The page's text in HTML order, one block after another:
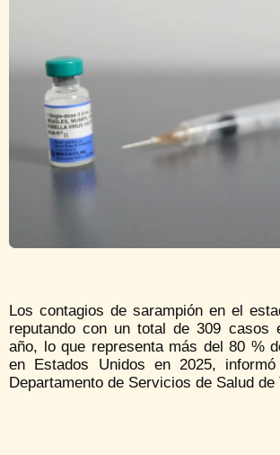
Los contagios de sarampión en el
reputando con un total de 309 casos
año, lo que representa más del 80 %
en Estados Unidos en 2025,
Departamento de Servicios de Salud de